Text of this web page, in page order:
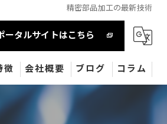
精密部品加工の最新技術
ータルサイトはこちら
徴
品
会社概要 ブログ コラム